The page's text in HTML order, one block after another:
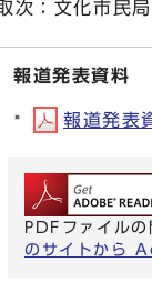
取次：文化市民
報道発表資料
報道発
PDFファイル
のサイトから